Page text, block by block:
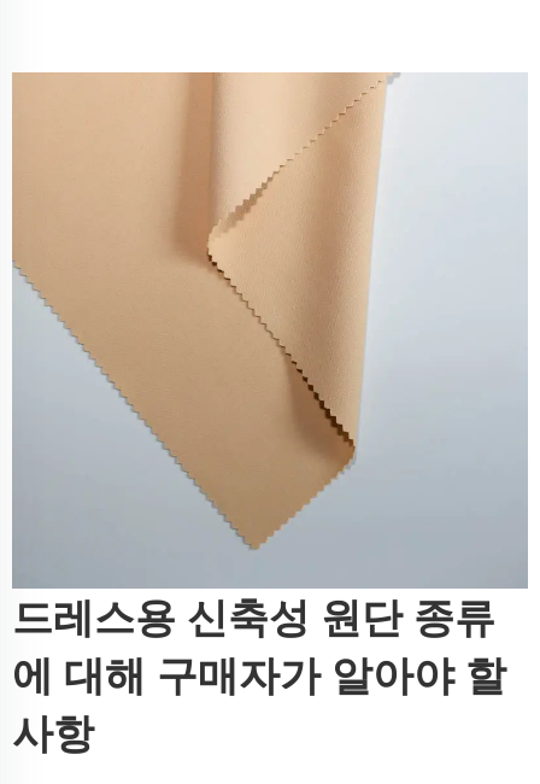
드레스용 신축성 원단 종류
에 대해 구매자가 알아야 할
사항